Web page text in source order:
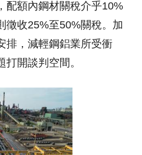
配額內鋼材關稅介乎10%
徵收25%至50%關稅。加
排，減輕鋼鋁業所受衝
開談判空間。